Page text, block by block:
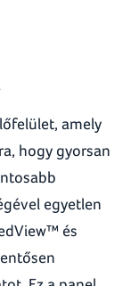
amely
hogy gyorsan
egyetlen
és